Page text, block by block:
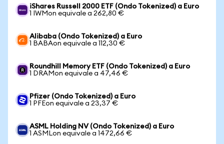
iShares Russell 2000 ETF (Ondo Tokenized) a Euro
1 IWMon equivale a 262,80 €
Alibaba (Ondo Tokenized) a Euro
1 BABAon equivale a 112,30 €
Roundhill Memory ETF (Ondo Tokenized) a Euro
1 DRAMon equivale a 47,46 €
Pfizer (Ondo Tokenized) a Euro
1 PFEon equivale a 23,37 €
ASML Holding NV (Ondo Tokenized) a Euro
1 ASMLon equivale a 1472,66 €